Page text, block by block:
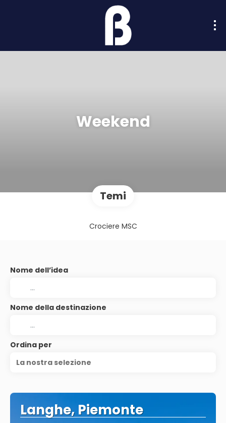
Weekend
Temi
Crociere MSC
Nome dell’idea
Nome della destinazione
Ordina per
La nostra selezione
Langhe, Piemonte